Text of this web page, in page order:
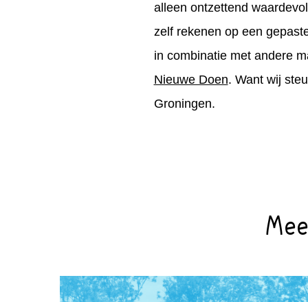
alleen ontzettend
zelf rekenen op een
in combinatie met andere
Nieuwe Doen. Want wij
Groningen.